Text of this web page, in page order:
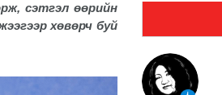
сэтгэл өөрийн
хөвөрч буй